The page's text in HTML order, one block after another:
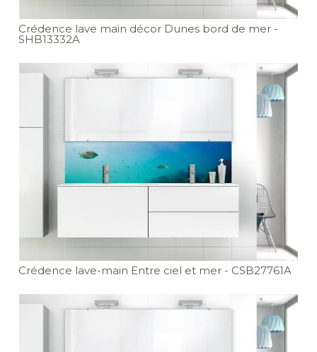
Crédence lave main décor Dunes bord de mer -
SHB13332A
Crédence lave-main Entre ciel et mer - CSB27761A